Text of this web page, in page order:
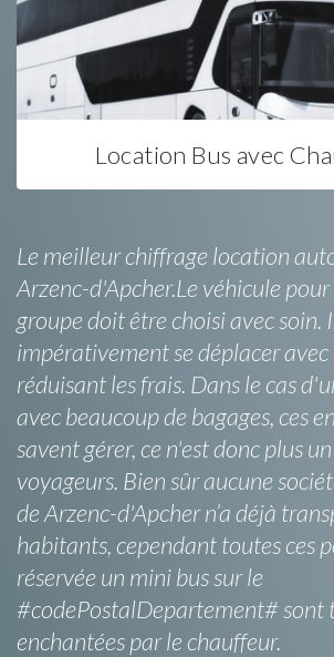
Location Bus avec
Le meilleur chiffrage location
Arzenc-d'Apcher.Le véhicule
groupe doit être choisi avec soin.
impérativement se déplacer
réduisant les frais. Dans le cas
avec beaucoup de bagages, ces
savent gérer, ce n'est donc plus
voyageurs. Bien sûr aucune
de Arzenc-d'Apcher n’a déjà
habitants, cependant toutes ces
réservée un mini bus sur le
#codePostalDepartement# sont
enchantées par le chauffeur.